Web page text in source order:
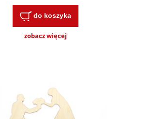
do koszyka
zobacz więcej